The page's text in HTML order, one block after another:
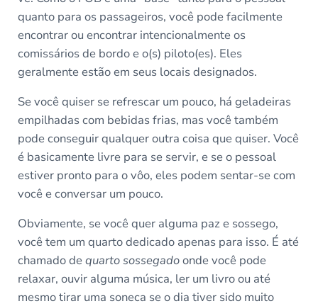
quanto para os passageiros, você pode facilmente
encontrar ou encontrar intencionalmente os
comissários de bordo e o(s) piloto(es). Eles
geralmente estão em seus locais designados.
Se você quiser se refrescar um pouco, há geladeiras
empilhadas com bebidas frias, mas você também
pode conseguir qualquer outra coisa que quiser. Você
é basicamente livre para se servir, e se o pessoal
estiver pronto para o vôo, eles podem sentar-se com
você e conversar um pouco.
Obviamente, se você quer alguma paz e sossego,
você tem um quarto dedicado apenas para isso. É até
chamado dequarto sossegadoonde você pode
relaxar, ouvir alguma música, ler um livro ou até
mesmo tirar uma soneca se o dia tiver sido muito